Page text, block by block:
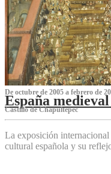
De octubre de 2005 a febrero de
España
Castillo de Chapultepec
La exposición
cultural española y su